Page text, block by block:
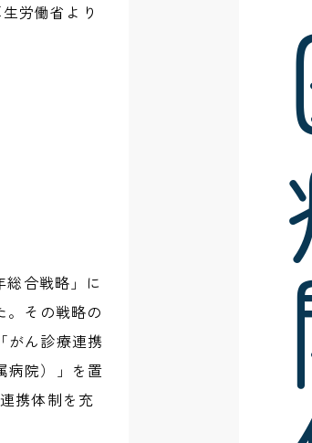
労働省より
総合戦略」に
。その戦略の
がん診療連携
病院）」を置
携体制を充